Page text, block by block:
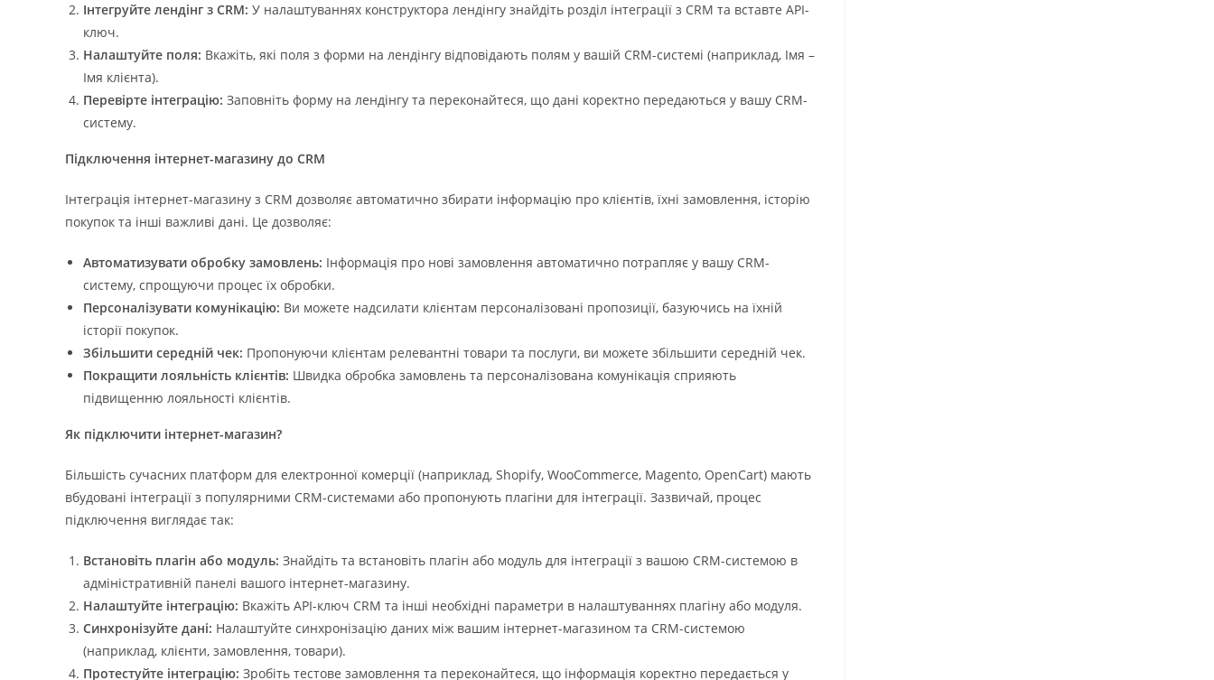
Інтегруйте лендінг з CRM: У налаштуваннях конструктора лендінгу знайдіть розділ інтеграції з CRM та вставте API-
ключ.
Налаштуйте поля: Вкажіть, які поля з форми на лендінгу відповідають полям у вашій CRM-системі (наприклад, Імя –
Імя клієнта).
Перевірте інтеграцію: Заповніть форму на лендінгу та переконайтеся, що дані коректно передаються у вашу CRM-
систему.
Підключення інтернет-магазину до CRM
Інтеграція інтернет-магазину з CRM дозволяє автоматично збирати інформацію про клієнтів, їхні замовлення, історію
покупок та інші важливі дані. Це дозволяє:
Автоматизувати обробку замовлень: Інформація про нові замовлення автоматично потрапляє у вашу CRM-
систему, спрощуючи процес їх обробки.
Персоналізувати комунікацію: Ви можете надсилати клієнтам персоналізовані пропозиції, базуючись на їхній
історії покупок.
Збільшити середній чек: Пропонуючи клієнтам релевантні товари та послуги, ви можете збільшити середній чек.
Покращити лояльність клієнтів: Швидка обробка замовлень та персоналізована комунікація сприяють
підвищенню лояльності клієнтів.
Як підключити інтернет-магазин?
Більшість сучасних платформ для електронної комерції (наприклад, Shopify, WooCommerce, Magento, OpenCart) мають
вбудовані інтеграції з популярними CRM-системами або пропонують плагіни для інтеграції. Зазвичай, процес
підключення виглядає так:
Встановіть плагін або модуль: Знайдіть та встановіть плагін або модуль для інтеграції з вашою CRM-системою в
адміністративній панелі вашого інтернет-магазину.
Налаштуйте інтеграцію: Вкажіть API-ключ CRM та інші необхідні параметри в налаштуваннях плагіну або модуля.
Синхронізуйте дані: Налаштуйте синхронізацію даних між вашим інтернет-магазином та CRM-системою
(наприклад, клієнти, замовлення, товари).
Протестуйте інтеграцію: Зробіть тестове замовлення та переконайтеся, що інформація коректно передається у